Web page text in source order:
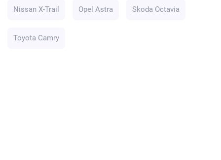
Nissan X-Trail Opel Astra Skoda Octavia
Toyota Camry